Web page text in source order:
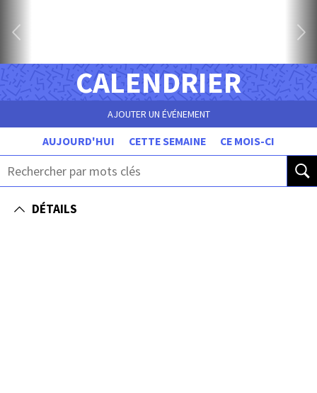
CALENDRIER
AJOUTER UN ÉVÉNEMENT
AUJOURD'HUI CETTE SEMAINE CE MOIS-CI
DÉTAILS